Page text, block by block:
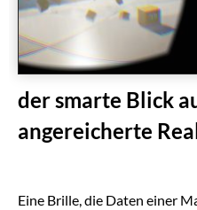
der smarte Blick
angereicherte
Eine Brille, die Daten einer